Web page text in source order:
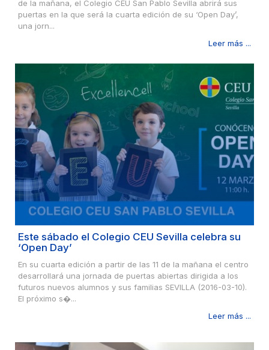
de la mañana, el Colegio CEU San Pablo Sevilla abrirá sus
puertas en la que será la cuarta edición de su ‘Open Day’,
una jorn...
Leer más ...
Este sábado el Colegio CEU Sevilla celebra su
‘Open Day’
En su cuarta edición a partir de las 11 de la mañana el centro
desarrollará una jornada de puertas abiertas dirigida a los
futuros nuevos alumnos y sus familias SEVILLA (2016-03-10).
El próximo s�...
Leer más ...